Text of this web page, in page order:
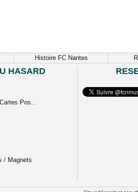
Histoire FC Nantes
HASARD
Pos...
/ Magnets